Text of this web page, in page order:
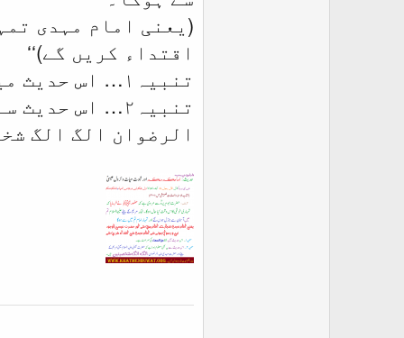
(یعنی امام مہدی
اقتداء کریں گے)‘‘
تنبیہ۱… اس حدیث میں لفظ من السماء کی صراحت ہے۔
تنبیہ۲… اس
الرضوان الگ الگ